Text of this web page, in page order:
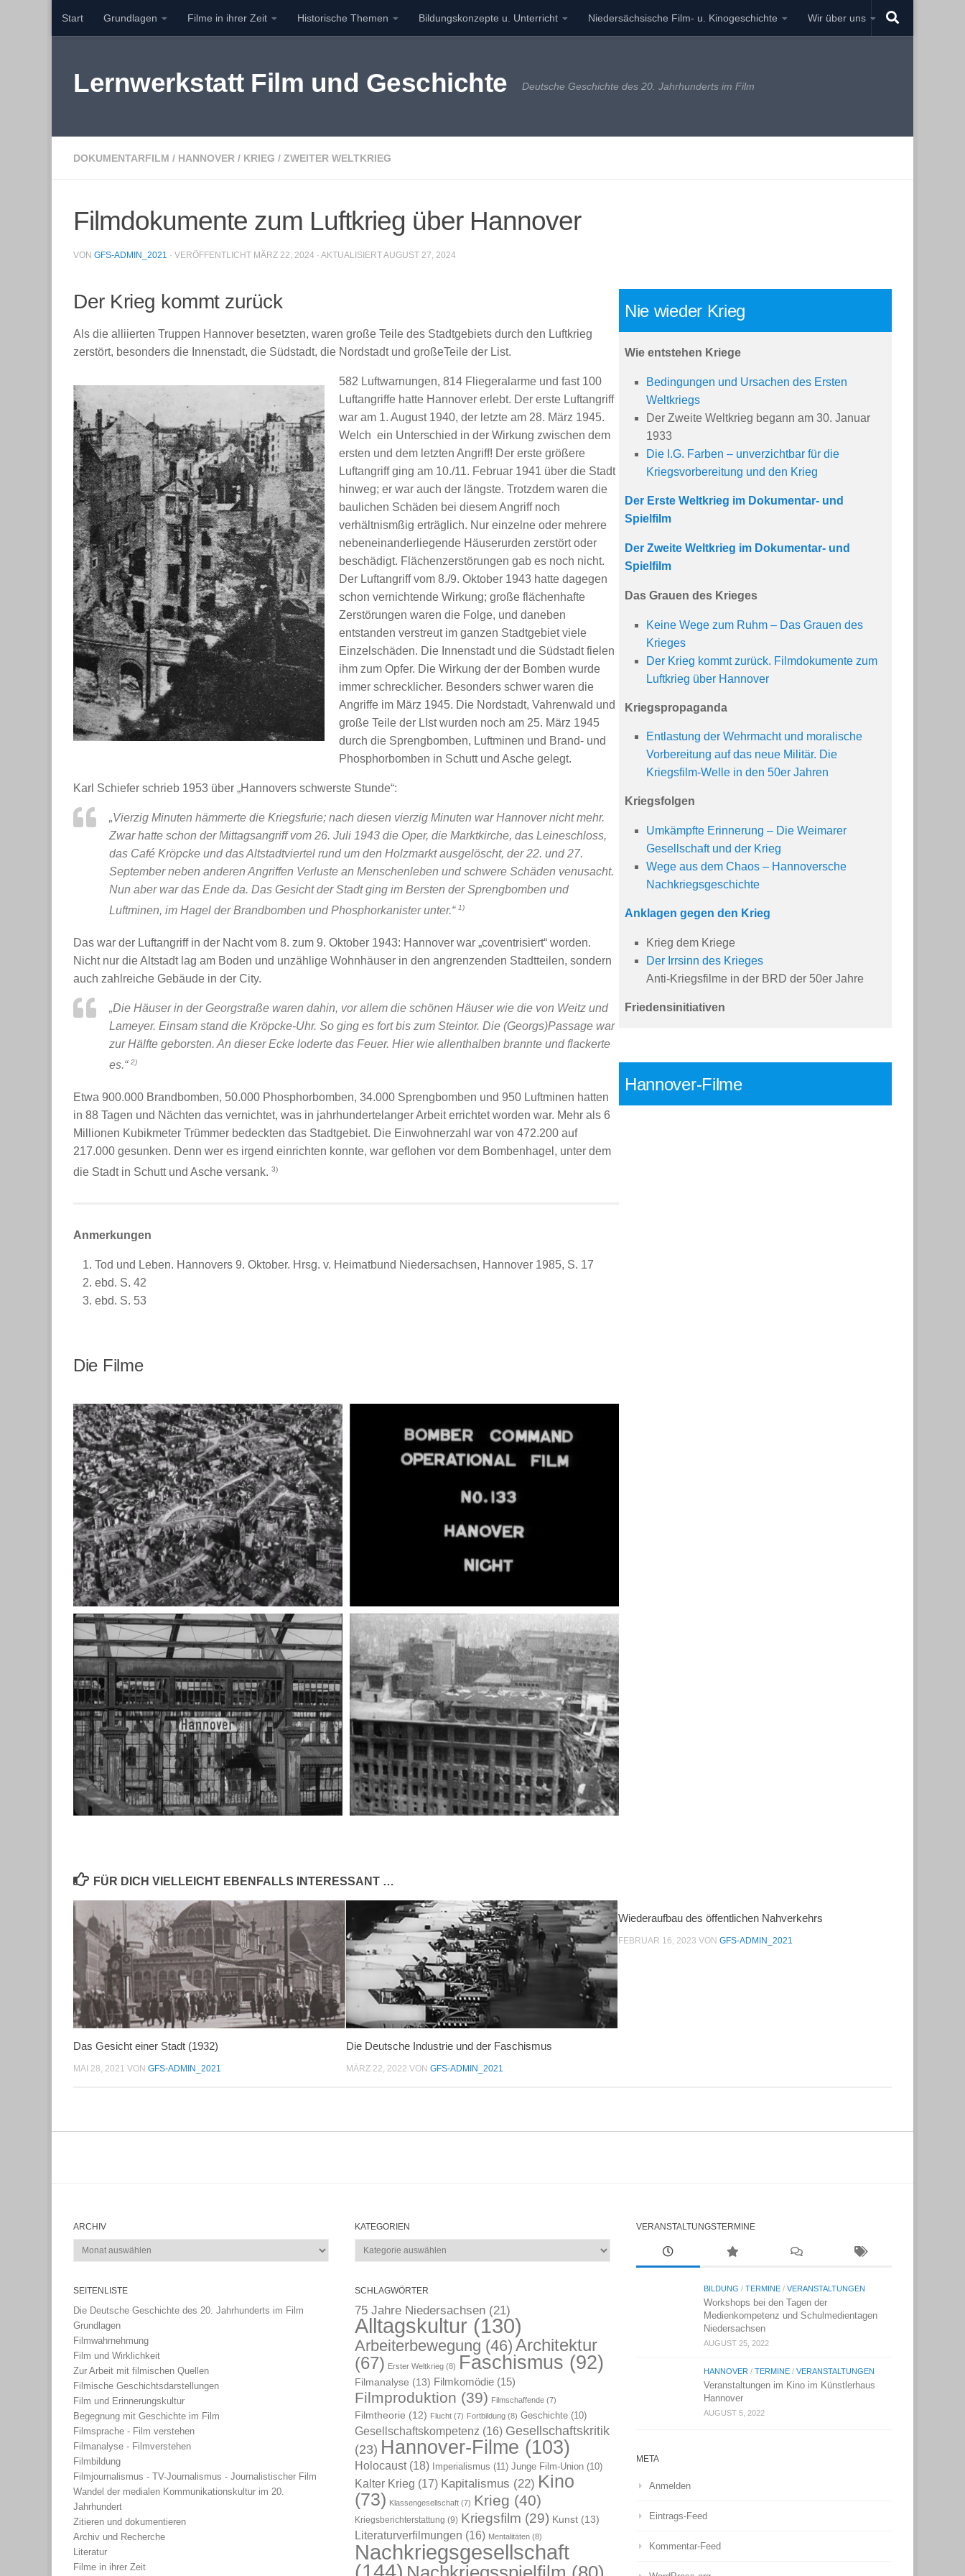
Zum Inhalt springen
Start Grundlagen Filme in ihrer Zeit Historische Themen Bildungskonzepte u. Unterricht Niedersächsische Film- u. Kinogeschichte Wir über uns
Lernwerkstatt Film und Geschichte Deutsche Geschichte des 20. Jahrhunderts im Film
DOKUMENTARFILM / HANNOVER / KRIEG / ZWEITER WELTKRIEG
Filmdokumente zum Luftkrieg über Hannover
VON GFS-ADMIN_2021 · VERÖFFENTLICHT MÄRZ 22, 2024 · AKTUALISIERTAUGUST 27, 2024
Der Krieg kommt zurück
Als die alliierten Truppen Hannover besetzten, waren große Teile des Stadtgebiets durch den Luftkrieg
zerstört, besonders die Innenstadt, die Südstadt, die Nordstadt und großeTeile der List.
582 Luftwarnungen, 814 Fliegeralarme und fast 100
Luftangriffe hatte Hannover erlebt. Der erste Luftangriff
war am 1. August 1940, der letzte am 28. März 1945.
Welch ein Unterschied in der Wirkung zwischen dem
ersten und dem letzten Angriff! Der erste größere
Luftangriff ging am 10./11. Februar 1941 über die Stadt
hinweg; er war auch der längste. Trotzdem waren die
baulichen Schäden bei diesem Angriff noch
verhältnismßig erträglich. Nur einzelne oder mehrere
nebeneinanderliegende Häuserurden zerstört oder
beschädigt. Flächenzerstörungen gab es noch nicht.
Der Luftangriff vom 8./9. Oktober 1943 hatte dagegen
schon vernichtende Wirkung; große flächenhafte
Zerstörungen waren die Folge, und daneben
entstanden verstreut im ganzen Stadtgebiet viele
Einzelschäden. Die Innenstadt und die Südstadt fielen
ihm zum Opfer. Die Wirkung der der Bomben wurde
immer schrecklicher. Besonders schwer waren die
Angriffe im März 1945. Die Nordstadt, Vahrenwald und
große Teile der LIst wurden noch am 25. März 1945
durch die Sprengbomben, Luftminen und Brand- und
Phosphorbomben in Schutt und Asche gelegt.
Karl Schiefer schrieb 1953 über „Hannovers schwerste Stunde“:
„Vierzig Minuten hämmerte die Kriegsfurie; nach diesen vierzig Minuten war Hannover nicht mehr.
Zwar hatte schon der Mittagsangriff vom 26. Juli 1943 die Oper, die Marktkirche, das Leineschloss,
das Café Kröpcke und das Altstadtviertel rund um den Holzmarkt ausgelöscht, der 22. und 27.
September neben anderen Angriffen Verluste an Menschenleben und schwere Schäden venusacht.
Nun aber war das Ende da. Das Gesicht der Stadt ging im Bersten der Sprengbomben und
Luftminen, im Hagel der Brandbomben und Phosphorkanister unter.“ 1)
Das war der Luftangriff in der Nacht vom 8. zum 9. Oktober 1943: Hannover war „coventrisiert“ worden.
Nicht nur die Altstadt lag am Boden und unzählige Wohnhäuser in den angrenzenden Stadtteilen, sondern
auch zahlreiche Gebäude in der City.
„Die Häuser in der Georgstraße waren dahin, vor allem die schönen Häuser wie die von Weitz und
Lameyer. Einsam stand die Kröpcke-Uhr. So ging es fort bis zum Steintor. Die (Georgs)Passage war
zur Hälfte geborsten. An dieser Ecke loderte das Feuer. Hier wie allenthalben brannte und flackerte
es.“ 2)
Etwa 900.000 Brandbomben, 50.000 Phosphorbomben, 34.000 Sprengbomben und 950 Luftminen hatten
in 88 Tagen und Nächten das vernichtet, was in jahrhundertelanger Arbeit errichtet worden war. Mehr als 6
Millionen Kubikmeter Trümmer bedeckten das Stadtgebiet. Die Einwohnerzahl war von 472.200 auf
217.000 gesunken. Denn wer es irgend einrichten konnte, war geflohen vor dem Bombenhagel, unter dem
die Stadt in Schutt und Asche versank. 3)
Anmerkungen
Tod und Leben. Hannovers 9. Oktober. Hrsg. v. Heimatbund Niedersachsen, Hannover 1985, S. 17
ebd. S. 42
ebd. S. 53
Die Filme
Nie wieder Krieg
Wie entstehen Kriege
Bedingungen und Ursachen des Ersten
Weltkriegs
Der Zweite Weltkrieg begann am 30. Januar
1933
Die I.G. Farben – unverzichtbar für die
Kriegsvorbereitung und den Krieg
Der Erste Weltkrieg im Dokumentar- und
Spielfilm
Der Zweite Weltkrieg im Dokumentar- und
Spielfilm
Das Grauen des Krieges
Keine Wege zum Ruhm – Das Grauen des
Krieges
Der Krieg kommt zurück. Filmdokumente zum
Luftkrieg über Hannover
Kriegspropaganda
Entlastung der Wehrmacht und moralische
Vorbereitung auf das neue Militär. Die
Kriegsfilm-Welle in den 50er Jahren
Kriegsfolgen
Umkämpfte Erinnerung – Die Weimarer
Gesellschaft und der Krieg
Wege aus dem Chaos – Hannoversche
Nachkriegsgeschichte
Anklagen gegen den Krieg
Krieg dem Kriege
Der Irrsinn des Krieges
Anti-Kriegsfilme in der BRD der 50er Jahre
Friedensinitiativen
Hannover-Filme
FÜR DICH VIELLEICHT EBENFALLS INTERESSANT …
Das Gesicht einer Stadt (1932)
MAI 28, 2021 VON GFS-ADMIN_2021
Die Deutsche Industrie und der Faschismus
MÄRZ 22, 2022 VON GFS-ADMIN_2021
Wiederaufbau des öffentlichen Nahverkehrs
FEBRUAR 16, 2023 VONGFS-ADMIN_2021
ARCHIV
Archiv
SEITENLISTE
Die Deutsche Geschichte des 20. Jahrhunderts im Film
Grundlagen
Filmwahrnehmung
Film und Wirklichkeit
Zur Arbeit mit filmischen Quellen
Filmische Geschichtsdarstellungen
Film und Erinnerungskultur
Begegnung mit Geschichte im Film
Filmsprache - Film verstehen
Filmanalyse - Filmverstehen
Filmbildung
Filmjournalismus - TV-Journalismus - Journalistischer Film
Wandel der medialen Kommunikationskultur im 20.
Jahrhundert
Zitieren und dokumentieren
Archiv und Recherche
Literatur
Filme in ihrer Zeit
KATEGORIEN
Kategorien
SCHLAGWÖRTER
75 Jahre Niedersachsen (21)
Alltagskultur (130)
Arbeiterbewegung (46) Architektur
(67) Erster Weltkrieg (8) Faschismus (92)
Filmanalyse (13) Filmkomödie (15)
Filmproduktion (39) Filmschaffende (7)
Filmtheorie (12) Flucht (7) Fortbildung (8) Geschichte (10)
Gesellschaftskompetenz (16) Gesellschaftskritik
(23) Hannover-Filme (103)
Holocaust(18) Imperialismus (11) Junge Film-Union (10)
Kalter Krieg (17) Kapitalismus (22) Kino
(73) Klassengesellschaft (7) Krieg (40)
Kriegsberichterstattung (9) Kriegsfilm (29) Kunst (13)
Literaturverfilmungen (16) Mentalitäten (8)
Nachkriegsgesellschaft
(144)
VERANSTALTUNGSTERMINE
BILDUNG /TERMINE /VERANSTALTUNGEN
Workshops bei den Tagen der
Medienkompetenz und Schulmedientagen
Niedersachsen
AUGUST 25, 2022
HANNOVER /TERMINE /VERANSTALTUNGEN
Veranstaltungen im Kino im Künstlerhaus
Hannover
AUGUST 5, 2022
META
Anmelden
Eintrags-Feed
Kommentar-Feed